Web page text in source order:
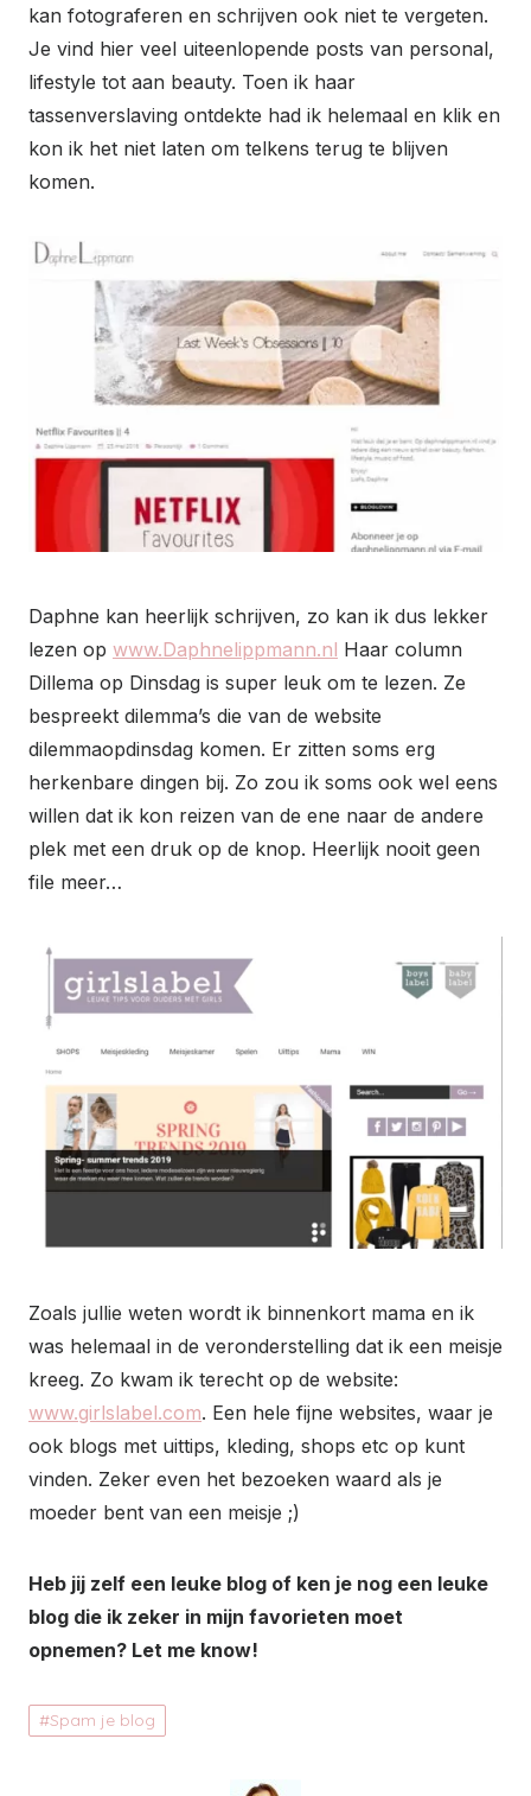
kan fotograferen en schrijven ook niet te vergeten.
Je vind hier veel uiteenlopende posts van personal,
lifestyle tot aan beauty. Toen ik haar
tassenverslaving ontdekte had ik helemaal en klik en
kon ik het niet laten om telkens terug te blijven
komen.
Daphne kan heerlijk schrijven, zo kan ik dus lekker
lezen op www.Daphnelippmann.nl Haar column
Dillema op Dinsdag is super leuk om te lezen. Ze
bespreekt dilemma’s die van de website
dilemmaopdinsdag komen. Er zitten soms erg
herkenbare dingen bij. Zo zou ik soms ook wel eens
willen dat ik kon reizen van de ene naar de andere
plek met een druk op de knop. Heerlijk nooit geen
file meer…
Zoals jullie weten wordt ik binnenkort mama en ik
was helemaal in de veronderstelling dat ik een meisje
kreeg. Zo kwam ik terecht op de website:
www.girlslabel.com. Een hele fijne websites, waar je
ook blogs met uittips, kleding, shops etc op kunt
vinden. Zeker even het bezoeken waard als je
moeder bent van een meisje ;)
Heb jij zelf een leuke blog of ken je nog een leuke
blog die ik zeker in mijn favorieten moet
opnemen? Let me know!
Spam je blog